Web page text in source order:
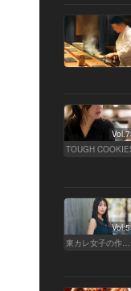
TOUGH
東カレ女子の作り方